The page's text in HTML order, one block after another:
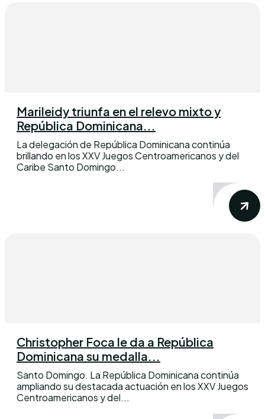
Marileidy triunfa en el relevo mixto y
República Dominicana...
La delegación de República Dominicana continúa
brillando en los XXV Juegos Centroamericanos y del
Caribe Santo Domingo...
Christopher Foca le da a República
Dominicana su medalla...
Santo Domingo. La República Dominicana continúa
ampliando su destacada actuación en los XXV Juegos
Centroamericanos y del...